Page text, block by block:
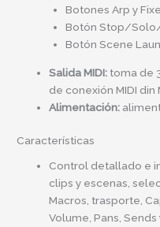
Botones Arp y
Botón Stop/
Botón Scene
Salida MIDI: toma de
de conexión MIDI din
Alimentación:
Características
Control detallado e
clips y escenas,
Macros, trasporte,
Volume, Pans,